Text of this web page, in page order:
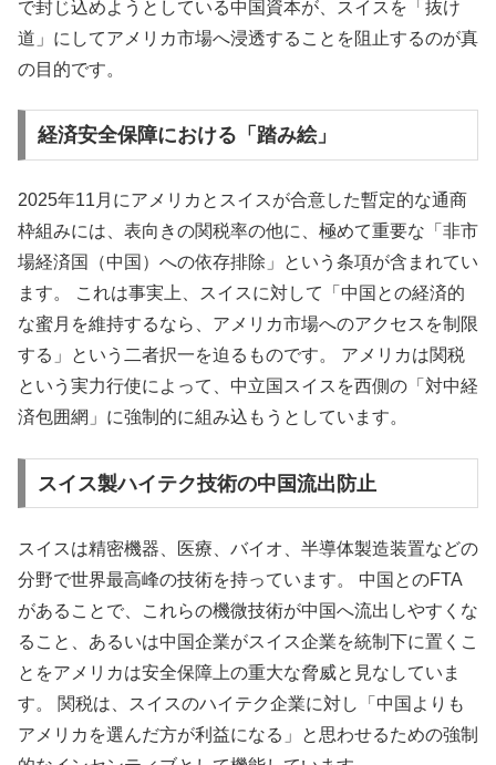
で封じ込めようとしている中国資本が、スイスを「抜け
道」にしてアメリカ市場へ浸透することを阻止するのが真
の目的です。
経済安全保障における「踏み絵」
2025年11月にアメリカとスイスが合意した暫定的な通商
枠組みには、表向きの関税率の他に、極めて重要な「非市
場経済国（中国）への依存排除」という条項が含まれてい
ます。 これは事実上、スイスに対して「中国との経済的
な蜜月を維持するなら、アメリカ市場へのアクセスを制限
する」という二者択一を迫るものです。 アメリカは関税
という実力行使によって、中立国スイスを西側の「対中経
済包囲網」に強制的に組み込もうとしています。
スイス製ハイテク技術の中国流出防止
スイスは精密機器、医療、バイオ、半導体製造装置などの
分野で世界最高峰の技術を持っています。 中国とのFTA
があることで、これらの機微技術が中国へ流出しやすくな
ること、あるいは中国企業がスイス企業を統制下に置くこ
とをアメリカは安全保障上の重大な脅威と見なしていま
す。 関税は、スイスのハイテク企業に対し「中国よりも
アメリカを選んだ方が利益になる」と思わせるための強制